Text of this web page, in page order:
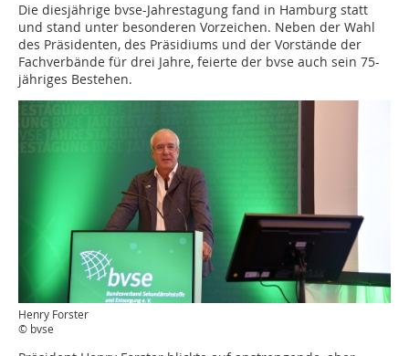
Die diesjährige bvse-Jahrestagung fand in Hamburg statt
und stand unter besonderen Vorzeichen. Neben der Wahl
des Präsidenten, des Präsidiums und der Vorstände der
Fachverbände für drei Jahre, feierte der bvse auch sein 75-
jähriges Bestehen.
Henry Forster
© bvse